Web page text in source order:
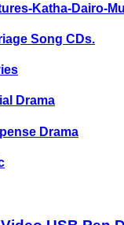
Katha-Dairo-
Song CDs.
Drama
Drama